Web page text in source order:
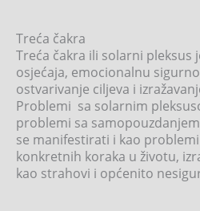
Treća čakra
Treća čakra ili solarni pleksus
osjećaja, emocionalnu
ostvarivanje ciljeva i
Problemi sa solarnim
problemi sa
se manifestirati i kao
konkretnih koraka u životu,
kao strahovi i općenito